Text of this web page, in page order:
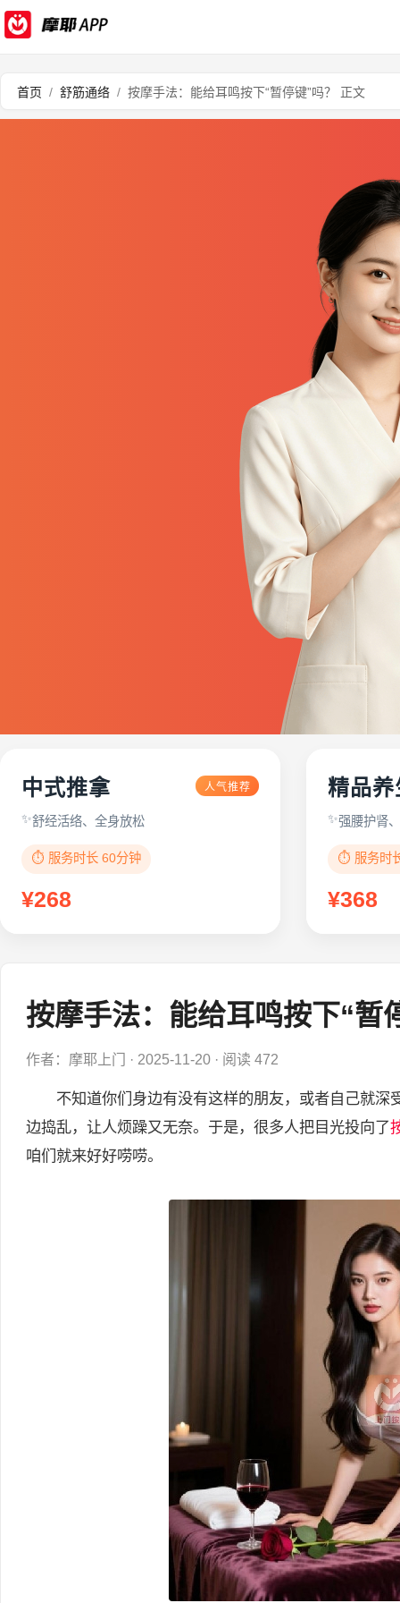
首页 / 舒筋通络 / 按摩手法：能给耳鸣按下“暂停键”吗？ 正文
中式推拿 人气推荐
舒经活络、全身放松
⏱️ 服务时长 60分钟
¥268
精品
强腰护肾
⏱️ 服务时
¥368
按摩手法：能给耳鸣按下“暂
作者：摩耶上门 · 2025-11-20 · 阅读 472
不知道你们身边有没有这样的朋友，或者自己就深
边捣乱，让人烦躁又无奈。于是，很多人把目光投向了
咱们就来好好唠唠。